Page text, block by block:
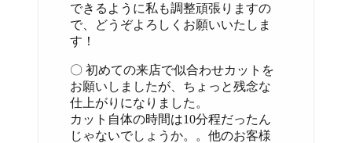
できるように私も調整頑張りますの
で、どうぞよろしくお願いいたしま
す！
〇 初めての来店で似合わせカットを
お願いしましたが、ちょっと残念な
仕上がりになりました。
カット自体の時間は10分程だったん
じゃないでしょうか。。他のお客様